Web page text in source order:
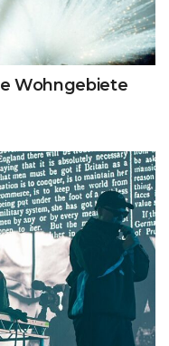
Wohngebiete